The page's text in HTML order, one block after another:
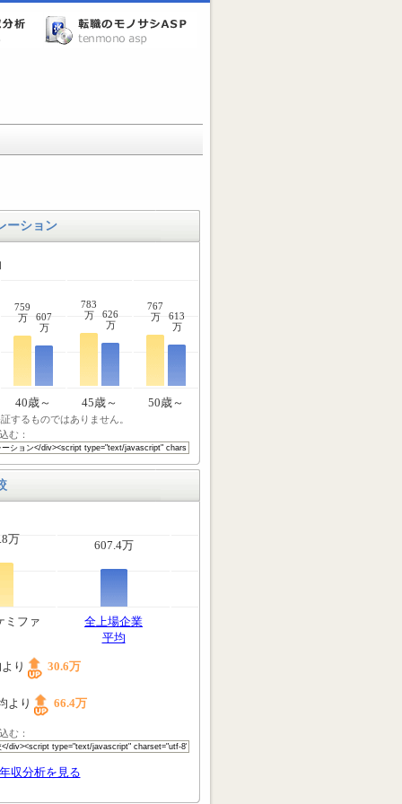
ーション
759
万
607
万
783
万
626
万
767
万
613
万
40歳～ 45歳～ 50歳～
するものではありません。
む：
万 607.4万
ミファ
全上場企業
平均
り 30.6万
より 66.4万
む：
収分析を見る